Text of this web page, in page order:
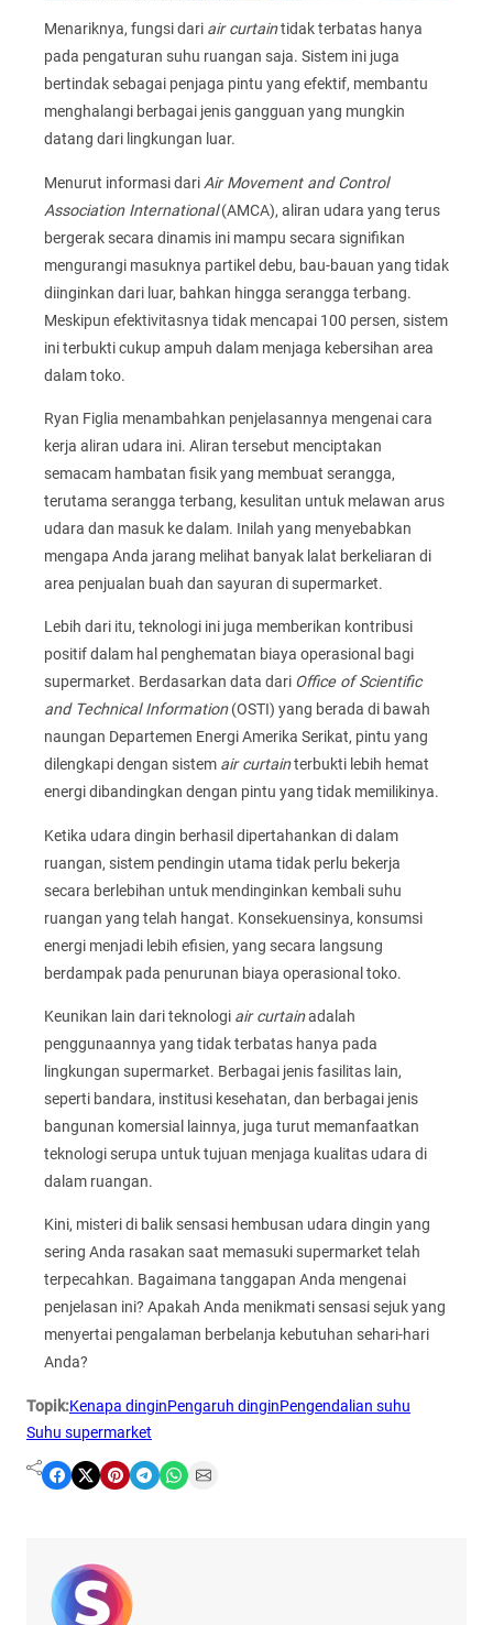
Menariknya, fungsi dari air curtaintidak terbatas hanya
pada pengaturan suhu ruangan saja. Sistem ini juga
bertindak sebagai penjaga pintu yang efektif, membantu
menghalangi berbagai jenis gangguan yang mungkin
datang dari lingkungan luar.
Menurut informasi dari Air Movement and Control
Association International(AMCA), aliran udara yang terus
bergerak secara dinamis ini mampu secara signifikan
mengurangi masuknya partikel debu, bau-bauan yang tidak
diinginkan dari luar, bahkan hingga serangga terbang.
Meskipun efektivitasnya tidak mencapai 100 persen, sistem
ini terbukti cukup ampuh dalam menjaga kebersihan area
dalam toko.
Ryan Figlia menambahkan penjelasannya mengenai cara
kerja aliran udara ini. Aliran tersebut menciptakan
semacam hambatan fisik yang membuat serangga,
terutama serangga terbang, kesulitan untuk melawan arus
udara dan masuk ke dalam. Inilah yang menyebabkan
mengapa Anda jarang melihat banyak lalat berkeliaran di
area penjualan buah dan sayuran di supermarket.
Lebih dari itu, teknologi ini juga memberikan kontribusi
positif dalam hal penghematan biaya operasional bagi
supermarket. Berdasarkan data dari Office of Scientific
and Technical Information(OSTI) yang berada di bawah
naungan Departemen Energi Amerika Serikat, pintu yang
dilengkapi dengan sistem air curtainterbukti lebih hemat
energi dibandingkan dengan pintu yang tidak memilikinya.
Ketika udara dingin berhasil dipertahankan di dalam
ruangan, sistem pendingin utama tidak perlu bekerja
secara berlebihan untuk mendinginkan kembali suhu
ruangan yang telah hangat. Konsekuensinya, konsumsi
energi menjadi lebih efisien, yang secara langsung
berdampak pada penurunan biaya operasional toko.
Keunikan lain dari teknologi air curtainadalah
penggunaannya yang tidak terbatas hanya pada
lingkungan supermarket. Berbagai jenis fasilitas lain,
seperti bandara, institusi kesehatan, dan berbagai jenis
bangunan komersial lainnya, juga turut memanfaatkan
teknologi serupa untuk tujuan menjaga kualitas udara di
dalam ruangan.
Kini, misteri di balik sensasi hembusan udara dingin yang
sering Anda rasakan saat memasuki supermarket telah
terpecahkan. Bagaimana tanggapan Anda mengenai
penjelasan ini? Apakah Anda menikmati sensasi sejuk yang
menyertai pengalaman berbelanja kebutuhan sehari-hari
Anda?
Topik:Kenapa dinginPengaruh dinginPengendalian suhu
Suhu supermarket
Share on Facebook Share on X Share on Pinterest Share on Telegram Share on WhatsApp Share on Email